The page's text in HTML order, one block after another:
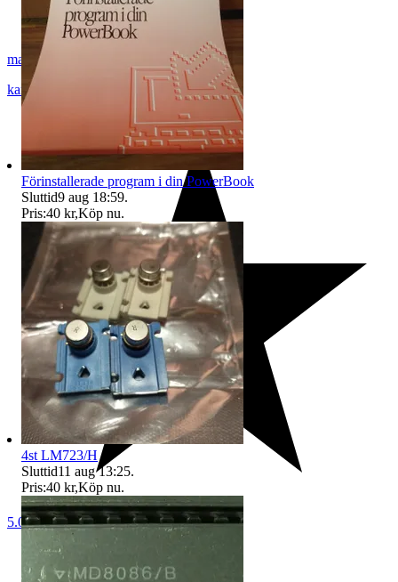
mactba
karlskoga
5.0
Förinstallerade program i din PowerBook
Sluttid9 aug 18:59.
Pris:40 kr,Köp nu.
4st LM723/H
Sluttid11 aug 13:25.
Pris:40 kr,Köp nu.